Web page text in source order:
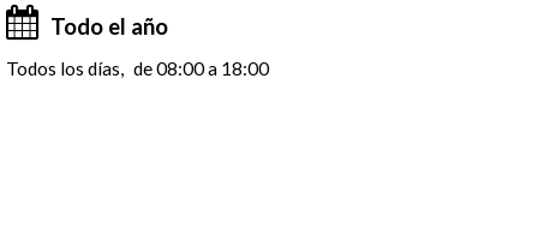
Todo el año
Todos los días de 08:00 a 18:00